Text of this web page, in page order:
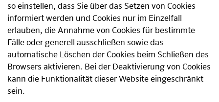
so einstellen, dass Sie über das Setzen von Cookies
informiert werden und Cookies nur im Einzelfall
erlauben, die Annahme von Cookies für bestimmte
Fälle oder generell ausschließen sowie das
automatische Löschen der Cookies beim Schließen des
Browsers aktivieren. Bei der Deaktivierung von Cookies
kann die Funktionalität dieser Website eingeschränkt
sein.